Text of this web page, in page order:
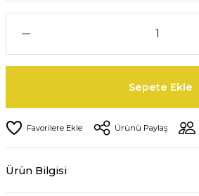
Sepete Ekle
Ürünü Paylaş
Ürün Bilgisi